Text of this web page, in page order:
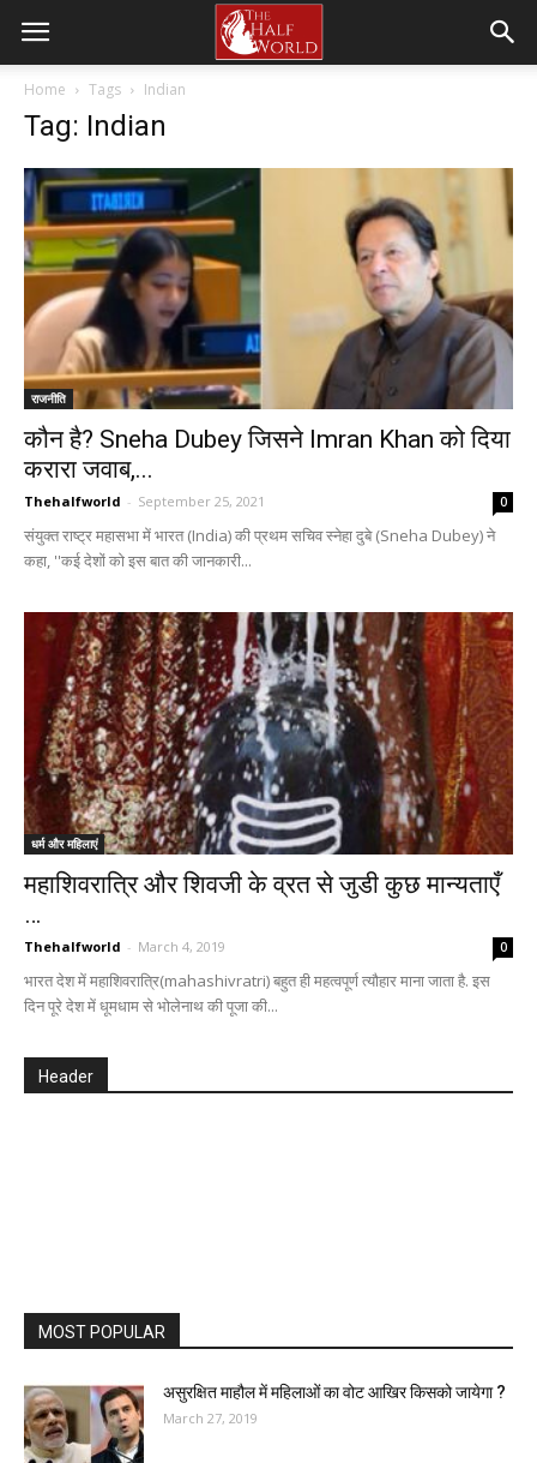
Home Tags Indian
Tag: Indian
राजनीति
कौन है? Sneha Dubey जिसने Imran Khan को दिया
करारा जवाब,...
Thehalfworld - September 25, 2021 0
संयुक्त राष्ट्र महासभा में भारत (India) की प्रथम सचिव स्नेहा दुबे (Sneha Dubey) ने
कहा, ''कई देशों को इस बात की जानकारी...
धर्म और महिलाएं
महाशिवरात्रि और शिवजी के व्रत से जुडी कुछ मान्यताएँ
…
Thehalfworld - March 4, 2019 0
भारत देश में महाशिवरात्रि(mahashivratri) बहुत ही महत्वपूर्ण त्यौहार माना जाता है. इस
दिन पूरे देश में धूमधाम से भोलेनाथ की पूजा की...
Header
MOST POPULAR
असुरक्षित माहौल में महिलाओं का वोट आखिर किसको जायेगा ?
March 27, 2019